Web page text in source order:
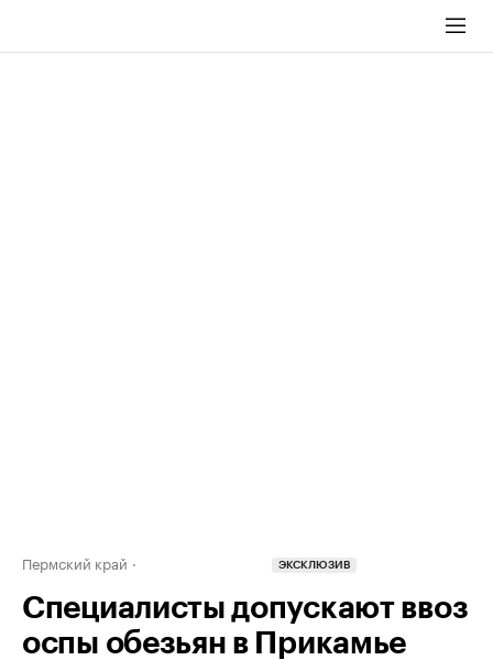
Пермский край ЭКСКЛЮЗИВ
Специалисты допускают ввоз
оспы обезьян в Прикамье